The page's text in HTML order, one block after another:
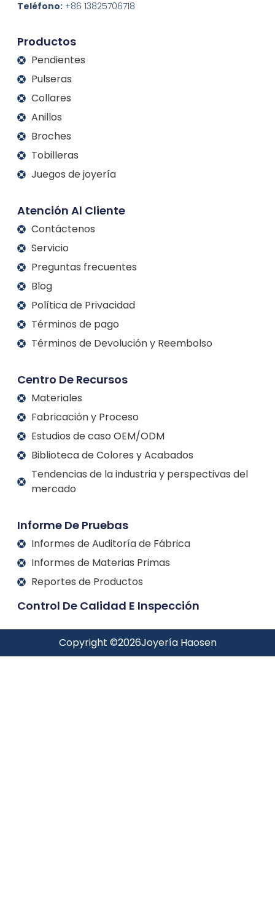
d
I
o
o
g
r
b
e
Teléfono: +86 13825706718
Productos
Pendientes
Pulseras
Collares
Anillos
Broches
Tobilleras
Juegos de joyería
Atención Al Cliente
Contáctenos
Servicio
Preguntas frecuentes
Blog
Política de Privacidad
Términos de pago
Términos de Devolución y Reembolso
Centro De Recursos
Materiales
Fabricación y Proceso
Estudios de caso OEM/ODM
Biblioteca de Colores y Acabados
Tendencias de la industria y perspectivas del
mercado
Informe De Pruebas
Informes de Auditoría de Fábrica
Informes de Materias Primas
Reportes de Productos
Control De Calidad E Inspección
Copyright ©2026Joyería Haosen